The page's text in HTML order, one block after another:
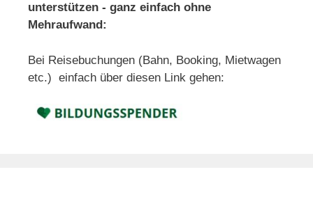
unterstützen - ganz einfach ohne
Mehraufwand:
Bei Reisebuchungen (Bahn, Booking, Mietwagen
etc.) einfach über diesen Link gehen: